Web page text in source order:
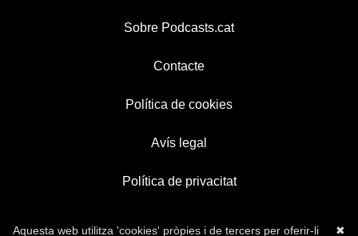
Sobre Podcasts.cat
Contacte
Política de cookies
Avís legal
Política de privacitat
✖
Aquesta web utilitza 'cookies' pròpies i de tercers per oferir-li